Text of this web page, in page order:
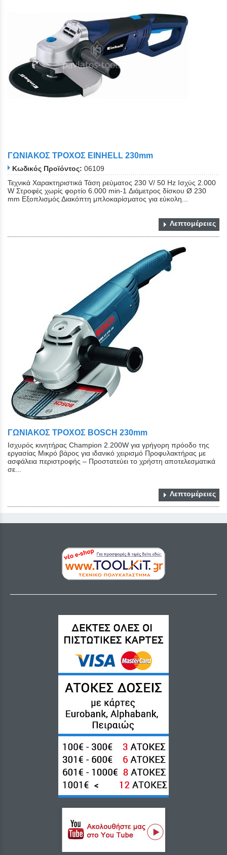
Close
ΓΩΝΙΑΚΟΣ ΤΡΟΧΟΣ EINHELL 230mm
Κωδικός Προϊόντος: 06109
Τεχνικά Χαρακτηριστικά Τάση ρεύματος 230 V/ 50 Hz Ισχύς 2.000
W Στροφές χωρίς φορτίο 6.000 min-1 Διάμετρος δίσκου Ø 230
mm Εξοπλισμός Διακόπτη μπλοκαρίσματος για εύκολη...
Λεπτομέρειες
ΓΩΝΙΑΚΟΣ ΤΡΟΧΟΣ BOSCH 230mm
Ισχυρός κινητήρας Champion 2.200W για γρήγορη πρόοδο της
εργασίας Μικρό βάρος για ιδανικό χειρισμό Προφυλακτήρας με
ασφάλεια περιστροφής – Προστατεύει το χρήστη αποτελεσματικά
σε...
Λεπτομέρειες